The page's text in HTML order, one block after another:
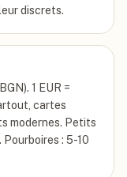
discrets.
1 EUR =
cartes
modernes. Petits
: 5-10